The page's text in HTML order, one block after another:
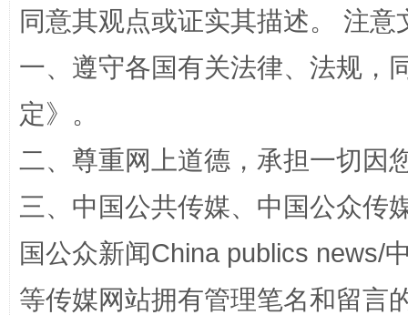
同意其观点或证实其描述。 注
一、遵守各国有关法律、法规，
定》。
二、尊重网上道德，承担一切因
三、中国公共传媒、中国公众传
国公众新闻China publics news/
等传媒网站拥有管理笔名和留言